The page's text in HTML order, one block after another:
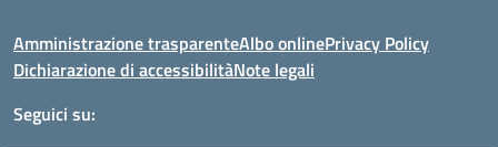
Amministrazione trasparenteAlbo onlinePrivacy Policy
Dichiarazione di accessibilitàNote legali
Seguici su: